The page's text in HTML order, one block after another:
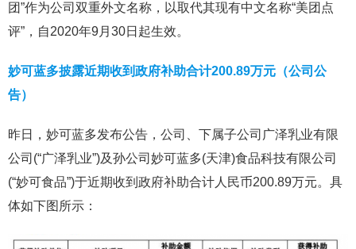
团”作为公司双重外文名称，以取代其现有中文名称“美团点
评”，自2020年9月30日起生效。
妙可蓝多披露近期收到政府补助合计200.89万元（公司公
告）
昨日，妙可蓝多发布公告，公司、下属子公司广泽乳业有限
公司(“广泽乳业”)及孙公司妙可蓝多(天津)食品科技有限公司
(“妙可食品”)于近期收到政府补助合计人民币200.89万元。具
体如下图所示：